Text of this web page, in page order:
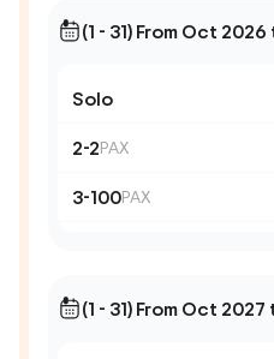
(1 - 31) From Oct
Solo
2-2PAX
3-100PAX
(1 - 31) From Oct